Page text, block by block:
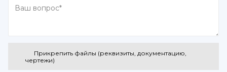
Прикрепить файлы (реквизиты, документацию,
чертежи)